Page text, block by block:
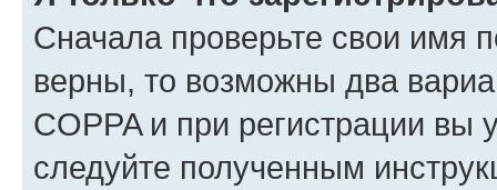
Сначала проверьте свои имя
верны, то возможны два
COPPA и при регистрации вы
следуйте полученным